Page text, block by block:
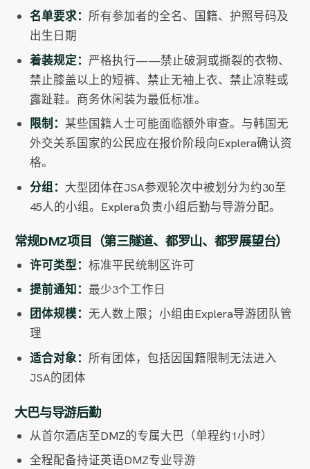
名单要求： 所有参加者的全名、国籍、护照号码及
出生日期
着装规定： 严格执行——禁止破洞或撕裂的衣物、
禁止膝盖以上的短裤、禁止无袖上衣、禁止凉鞋或
露趾鞋。商务休闲装为最低标准。
限制： 某些国籍人士可能面临额外审查。与韩国无
外交关系国家的公民应在报价阶段向Explera确认资
格。
分组： 大型团体在JSA参观轮次中被划分为约30至
45人的小组。Explera负责小组后勤与导游分配。
常规DMZ项目（第三隧道、都罗山、都罗展望台）
许可类型： 标准平民统制区许可
提前通知： 最少3个工作日
团体规模： 无人数上限；小组由Explera导游团队管
理
适合对象： 所有团体，包括因国籍限制无法进入
JSA的团体
大巴与导游后勤
从首尔酒店至DMZ的专属大巴（单程约1小时）
全程配备持证英语DMZ专业导游